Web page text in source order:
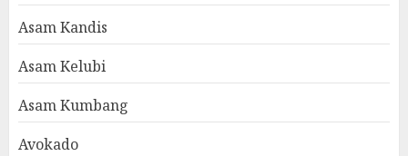
Asam Kandis
Asam Kelubi
Asam Kumbang
Avokado